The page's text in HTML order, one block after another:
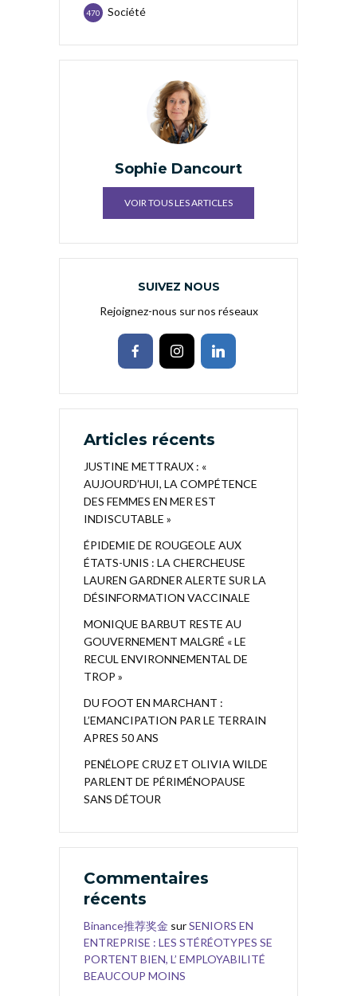
Société
470
Sophie Dancourt
VOIR TOUS LES ARTICLES
SUIVEZ NOUS
Rejoignez-nous sur nos réseaux
Articles récents
JUSTINE METTRAUX : «
AUJOURD’HUI, LA COMPÉTENCE
DES FEMMES EN MER EST
INDISCUTABLE »
ÉPIDEMIE DE ROUGEOLE AUX
ÉTATS-UNIS : LA CHERCHEUSE
LAUREN GARDNER ALERTE SUR LA
DÉSINFORMATION VACCINALE
MONIQUE BARBUT RESTE AU
GOUVERNEMENT MALGRÉ « LE
RECUL ENVIRONNEMENTAL DE
TROP »
DU FOOT EN MARCHANT :
L’EMANCIPATION PAR LE TERRAIN
APRES 50 ANS
PENÉLOPE CRUZ ET OLIVIA WILDE
PARLENT DE PÉRIMÉNOPAUSE
SANS DÉTOUR
Commentaires
récents
Binance推荐奖金 surSENIORS EN
ENTREPRISE : LES STÉRÉOTYPES SE
PORTENT BIEN, L’ EMPLOYABILITÉ
BEAUCOUP MOINS